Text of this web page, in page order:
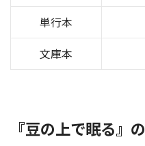
単行本
文庫本
『豆の上で眠る』の